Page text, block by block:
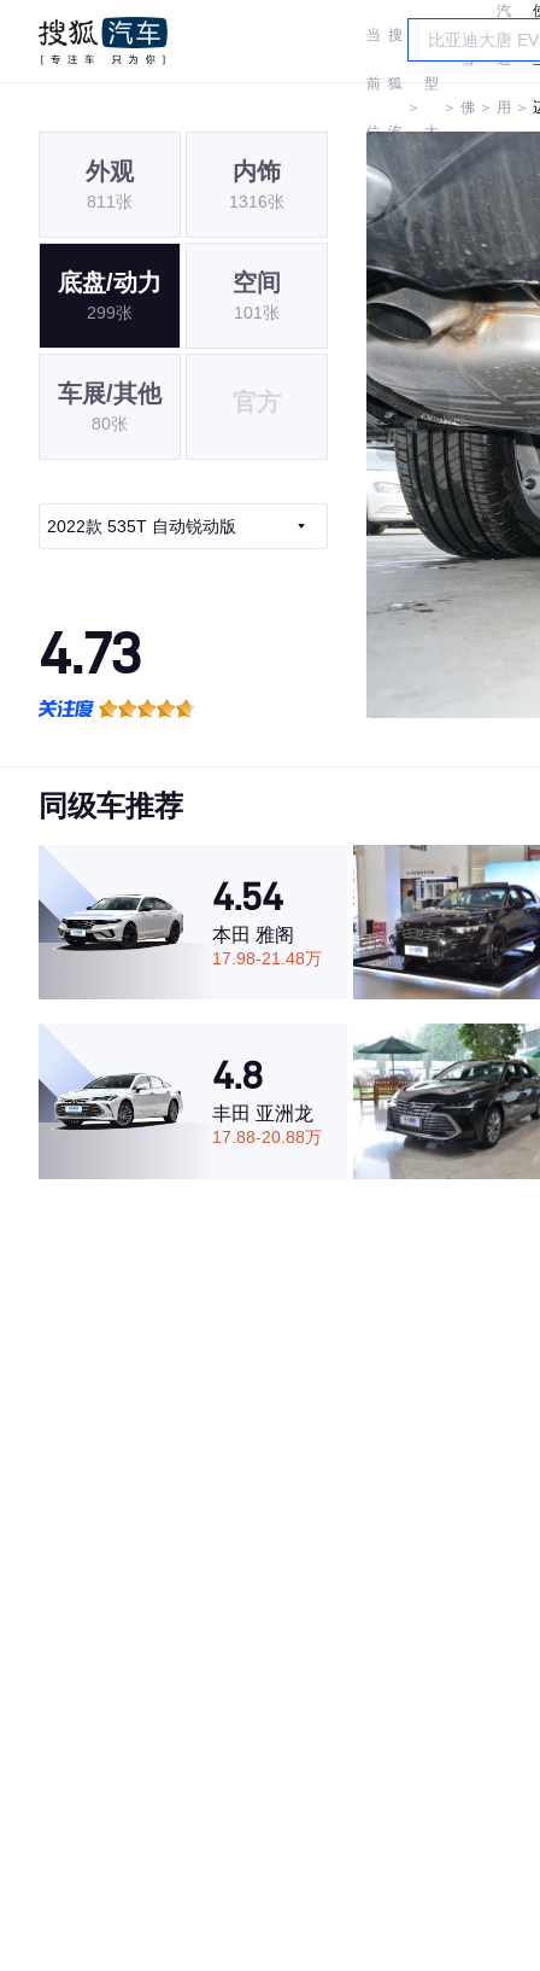
当
前
位
置:
搜
狐
汽
车
＞
车
型
大
全
＞
雪
佛
兰
＞
汽
通
用
雪
兰
＞
外观
811张
内饰
1316张
底盘/动力
299张
空间
101张
车展/其他
80张
官方
2022款 535T 自动锐动版
4.73
·空间表现较为优秀，优于85%同级车
同级车推荐
4.54
本田 雅阁
17.98-21.48万
4.8
丰田 亚洲龙
17.88-20.88万